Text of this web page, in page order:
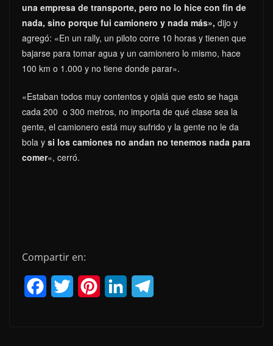
una empresa de transporte, pero no lo hice con fin de
nada, sino porque fui camionero y nada más», dijo y
agregó: «En un rally, un piloto corre 10 horas y tienen que
bajarse para tomar agua y un camionero lo mismo, hace
100 km o 1.000 y no tiene donde parar».
«Estaban todos muy contentos y ojalá que esto se haga
cada 200 o 300 metros, no importa de qué clase sea la
gente, el camionero está muy sufrido y la gente no le da
bola y si los camiones no andan no tenemos nada para
comer«, cerró.
Compartir en: